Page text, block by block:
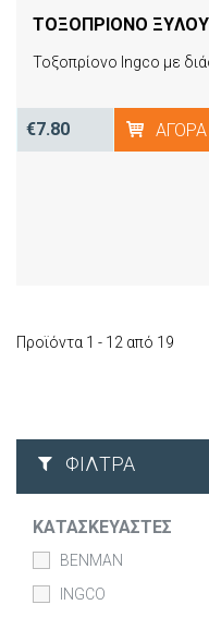
€7.80 ΑΓΟΡΆ
Προϊόντα 1 - 12 από 19
ΦΊΛΤΡΑ
ΚΑΤΑΣΚΕΥΑΣΤΈΣ
BENMAN
INGCO